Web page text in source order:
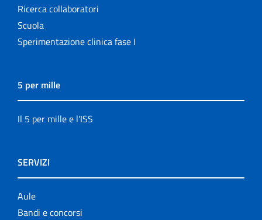
Ricerca collaboratori
Scuola
Sperimentazione clinica fase I
5 per mille
Il 5 per mille e l'ISS
SERVIZI
Aule
Bandi e concorsi